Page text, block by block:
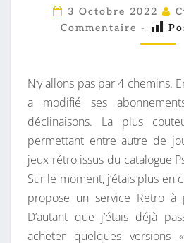
P
É
R
R
L
E
S
J
E
U
X
P
3 Octobre 2022
Commentaire -
N’y allons pas par 4 chemins.
a modifié ses
déclinaisons. La plus
permettant entre autre de
jeux rétro issus du catalogue
Sur le moment, j’étais plus en
propose un service Retro
D’autant que j’étais déjà
acheter quelques versions